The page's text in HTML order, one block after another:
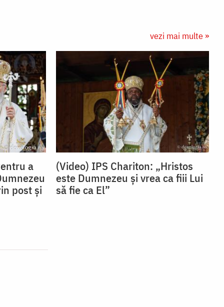
vezi mai multe »
a
post și
(Video) IPS Chariton: „Hristos
este Dumnezeu și vrea ca fiii Lui
să fie ca El”